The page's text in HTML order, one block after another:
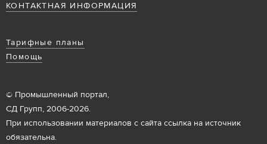
КОНТАКТНАЯ ИНФОРМАЦИЯ
Тарифные планы
Помощь
© Промышленный портал,
СД Групп, 2006-2026.
При использовании материалов с сайта ссылка на источник
обязательна.